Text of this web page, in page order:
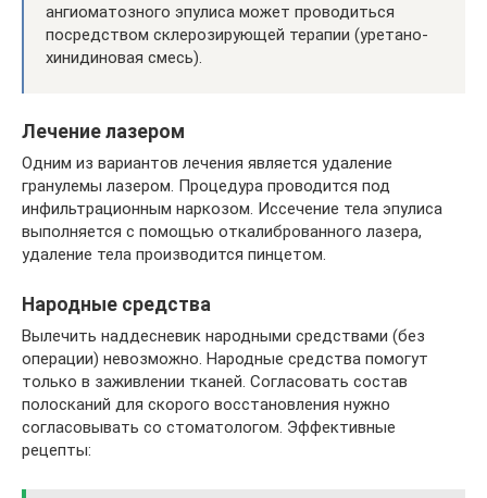
ангиоматозного эпулиса может проводиться
посредством склерозирующей терапии (уретано-
хинидиновая смесь).
Лечение лазером
Одним из вариантов лечения является удаление
гранулемы лазером. Процедура проводится под
инфильтрационным наркозом. Иссечение тела эпулиса
выполняется с помощью откалиброванного лазера,
удаление тела производится пинцетом.
Народные средства
Вылечить наддесневик народными средствами (без
операции) невозможно. Народные средства помогут
только в заживлении тканей. Согласовать состав
полосканий для скорого восстановления нужно
согласовывать со стоматологом. Эффективные
рецепты: